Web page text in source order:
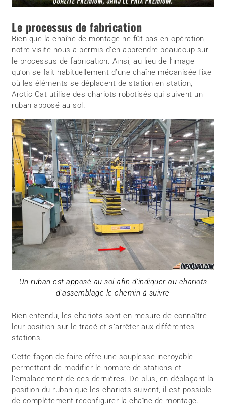
Le processus de fabrication
Bien que la chaîne de montage ne fût pas en opération,
notre visite nous a permis d’en apprendre beaucoup sur
le processus de fabrication. Ainsi, au lieu de l’image
qu’on se fait habituellement d’une chaîne mécanisée fixe
où les éléments se déplacent de station en station,
Arctic Cat utilise des chariots robotisés qui suivent un
ruban apposé au sol.
Un ruban est apposé au sol afin d’indiquer au chariots
d’assemblage le chemin à suivre
Bien entendu, les chariots sont en mesure de connaître
leur position sur le tracé et s’arrêter aux différentes
stations.
Cette façon de faire offre une souplesse incroyable
permettant de modifier le nombre de stations et
l’emplacement de ces dernières. De plus, en déplaçant la
position du ruban que les chariots suivent, il est possible
de complètement reconfigurer la chaîne de montage.